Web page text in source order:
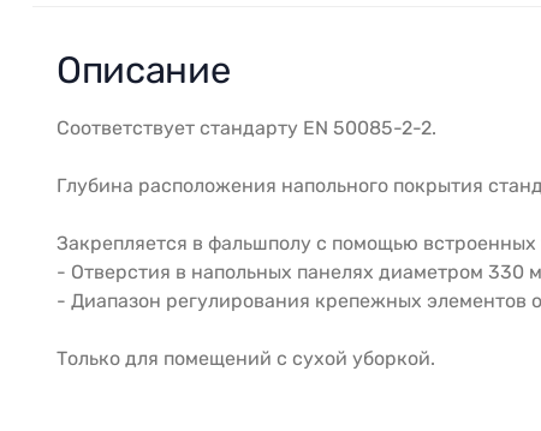
Описание
Соответствует стандарту EN 50085-2-2.
Глубина расположения напольного покрытия
Закрепляется в фальшполу с помощью
- Отверстия в напольных панелях диаметром 330
- Диапазон регулирования крепежных элементов
Только для помещений с сухой уборкой.